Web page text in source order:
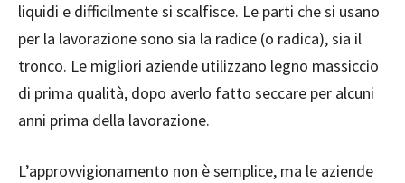
liquidi e difficilmente si scalfisce. Le parti che si usano
per la lavorazione sono sia la radice (o radica), sia il
tronco. Le migliori aziende utilizzano legno massiccio
di prima qualità, dopo averlo fatto seccare per alcuni
anni prima della lavorazione.
L’approvvigionamento non è semplice, ma le aziende